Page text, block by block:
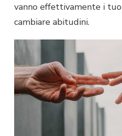
vanno effettivamente i
cambiare abitudini.